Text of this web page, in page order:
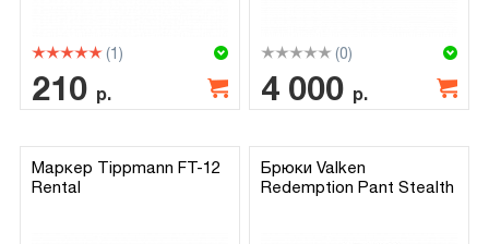
(1)
210 р.
(0)
4 000 р.
Маркер Tippmann FT-12
Rental
Брюки Valken
Redemption Pant Stealth